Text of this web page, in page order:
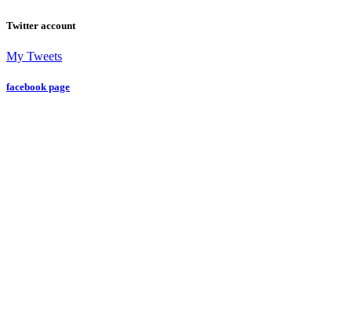
Twitter account
My Tweets
facebook page